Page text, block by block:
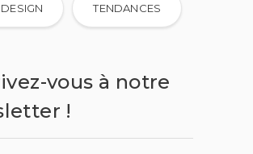
TENDANCES
vous à notre
!